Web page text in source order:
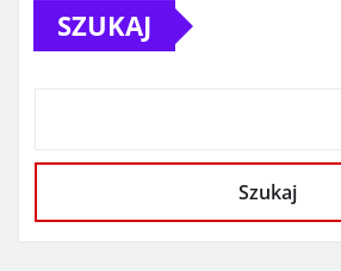
SZUKAJ
Szukaj